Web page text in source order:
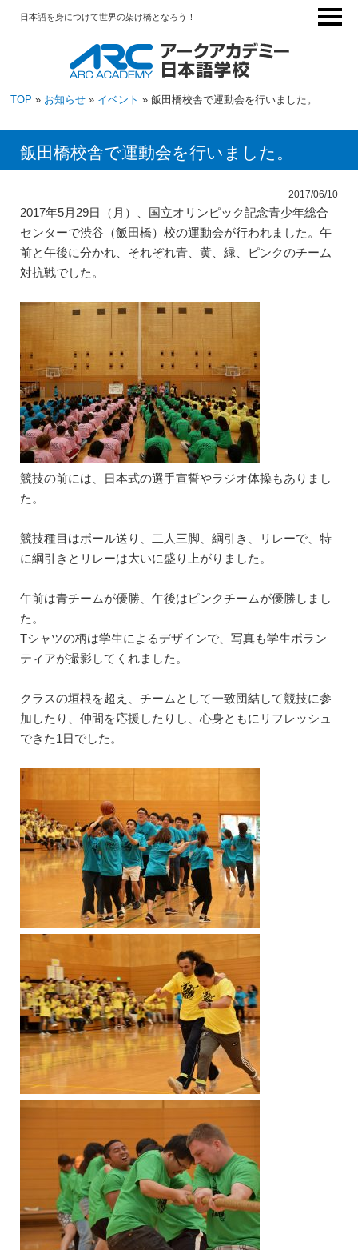
日本語を身につけて世界の架け橋となろう！
TOP » お知らせ » イベント » 飯田橋校舎で運動会を行いました。
飯田橋校舎で運動会を行いました。
2017/06/10
2017年5月29日（月）、国立オリンピック記念青少年総合
センターで渋谷（飯田橋）校の運動会が行われました。午
前と午後に分かれ、それぞれ青、黄、緑、ピンクのチーム
対抗戦でした。
競技の前には、日本式の選手宣誓やラジオ体操もありまし
た。
競技種目はボール送り、二人三脚、綱引き、リレーで、特
に綱引きとリレーは大いに盛り上がりました。
午前は青チームが優勝、午後はピンクチームが優勝しまし
た。
Tシャツの柄は学生によるデザインで、写真も学生ボラン
ティアが撮影してくれました。
クラスの垣根を超え、チームとして一致団結して競技に参
加したり、仲間を応援したりし、心身ともにリフレッシュ
できた1日でした。